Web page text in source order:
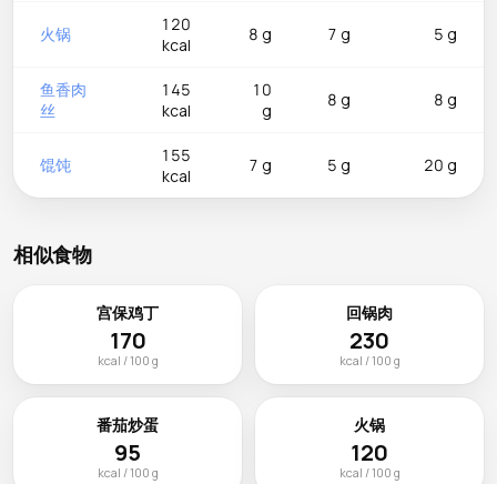
火锅
120
kcal
8 g 7 g 5 g
鱼香肉
丝
145
kcal
10
g
8 g 8 g
馄饨
155
kcal
7 g 5 g 20 g
相似食物
宫保鸡丁
170
kcal / 100 g
回锅肉
230
kcal / 100 g
番茄炒蛋
95
kcal / 100 g
火锅
120
kcal / 100 g